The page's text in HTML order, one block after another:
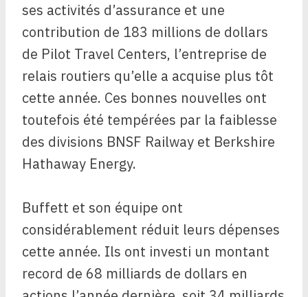
ses activités d’assurance et une
contribution de 183 millions de dollars
de Pilot Travel Centers, l’entreprise de
relais routiers qu’elle a acquise plus tôt
cette année. Ces bonnes nouvelles ont
toutefois été tempérées par la faiblesse
des divisions BNSF Railway et Berkshire
Hathaway Energy.
Buffett et son équipe ont
considérablement réduit leurs dépenses
cette année. Ils ont investi un montant
record de 68 milliards de dollars en